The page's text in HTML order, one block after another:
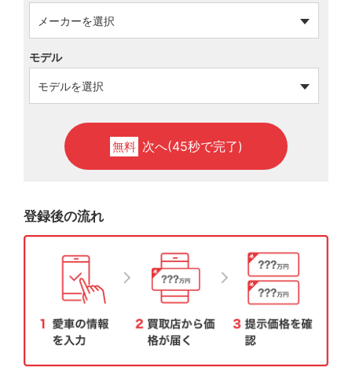
モデル
無料 次へ(45秒で完了)
登録後の流れ